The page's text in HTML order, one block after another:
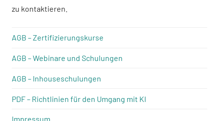
zu kontaktieren.
AGB – Zertifizierungskurse
AGB – Webinare und Schulungen
AGB – Inhouseschulungen
PDF – Richtlinien für den Umgang mit KI
Impressum